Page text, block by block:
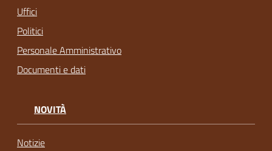
Uffici
Politici
Personale Amministrativo
Documenti e dati
NOVITÀ
Notizie